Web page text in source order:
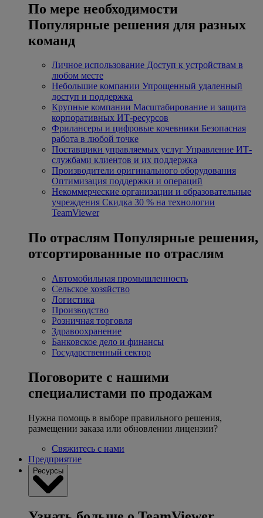
По мере необходимости
Популярные решения для разных
команд
Личное использование Доступ к устройствам в
любом месте
Небольшие компании Упрощенный удаленный
доступ и поддержка
Крупные компании Масштабирование и защита
корпоративных ИТ-ресурсов
Фрилансеры и цифровые кочевники Безопасная
работа в любой точке
Поставщики управляемых услуг Управление ИТ-
службами клиентов и их поддержка
Производители оригинального оборудования
Оптимизация поддержки и операций
Некоммерческие организации и образовательные
учреждения Скидка 30 % на технологии
TeamViewer
По отраслям Популярные решения,
отсортированные по отраслям
Автомобильная промышленность
Сельское хозяйство
Логистика
Производство
Розничная торговля
Здравоохранение
Банковское дело и финансы
Государственный сектор
Поговорите с нашими
специалистами по продажам
Нужна помощь в выборе правильного решения,
размещении заказа или обновлении лицензии?
Свяжитесь с нами
Предприятие
Ресурсы